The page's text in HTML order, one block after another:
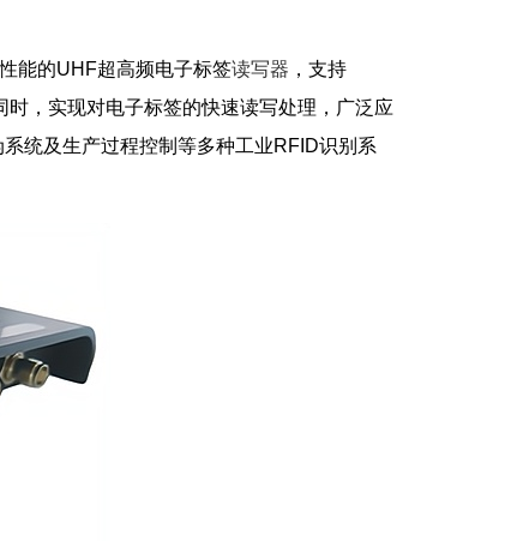
能的UHF超高频电子标签读写器 ，支持
时，实现对电子标签的快速读写处理，广泛应
统及生产过程控制等多种工业RFID识别系